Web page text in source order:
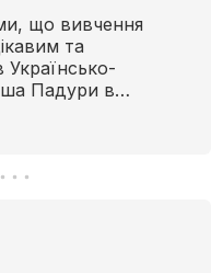
що вивчення
та
Українсько-
Падури в
Запис